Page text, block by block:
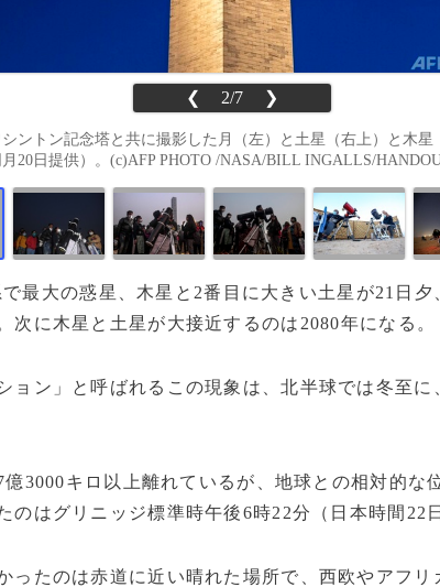
❮ 2/7 ❯
ントン記念塔と共に撮影した月（左）と土星（右上）と木星
20日提供）。(c)AFP PHOTO /NASA/BILL INGALLS/
で最大の惑星、木星と2番目に大きい土星が21日
次に木星と土星が大接近するのは2080年になる。
ョン」と呼ばれるこの現象は、北半球では冬至
3000キロ以上離れているが、地球との相対的な
のはグリニッジ標準時午後6時22分（日本時間22
たのは赤道に近い晴れた場所で、西欧やアフリ